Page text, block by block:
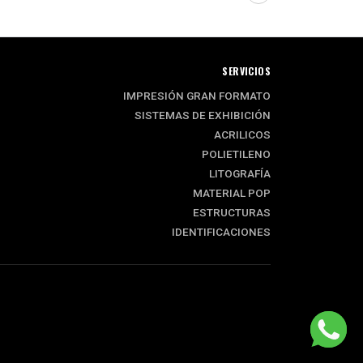
SERVICIOS
IMPRESIÓN GRAN FORMATO
SISTEMAS DE EXHIBICIÓN
ACRILICOS
POLIETILENO
LITOGRAFÍA
MATERIAL POP
ESTRUCTURAS
IDENTIFICACIONES